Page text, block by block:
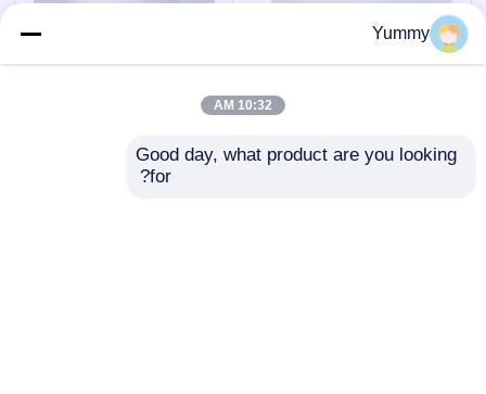
Yummy
10:32 AM
Good day, what product are you looking
for?